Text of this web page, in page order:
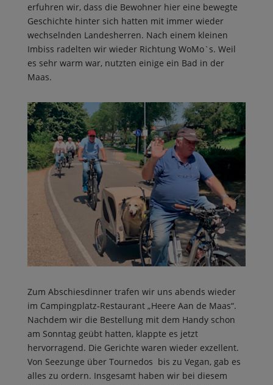
erfuhren wir, dass die Bewohner hier eine bewegte
Geschichte hinter sich hatten mit immer wieder
wechselnden Landesherren. Nach einem kleinen
Imbiss radelten wir wieder Richtung WoMo`s. Weil
es sehr warm war, nutzten einige ein Bad in der
Maas.
Zum Abschiesdinner trafen wir uns abends wieder
im Campingplatz-Restaurant „Heere Aan de Maas“.
Nachdem wir die Bestellung mit dem Handy schon
am Sonntag geübt hatten, klappte es jetzt
hervorragend. Die Gerichte waren wieder exzellent.
Von Seezunge über Tournedos bis zu Vegan, gab es
alles zu ordern. Insgesamt haben wir bei diesem